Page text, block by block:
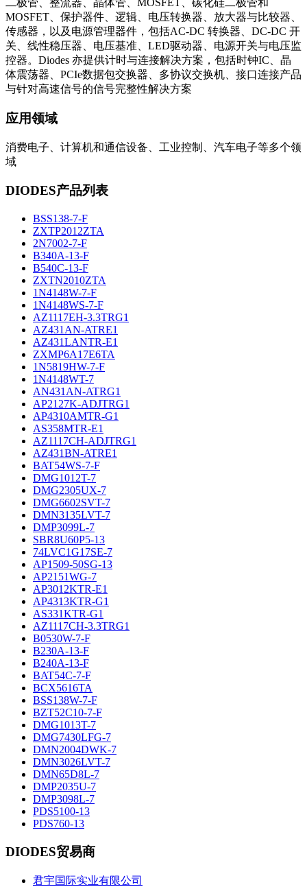
二极管、整流器、晶体管、MOSFET、碳化硅二极管和
MOSFET、保护器件、逻辑、电压转换器、放大器与比较器、
传感器，以及电源管理器件，包括AC-DC 转换器、DC-DC 开
关、线性稳压器、电压基准、LED驱动器、电源开关与电压监
控器。Diodes 亦提供计时与连接解决方案，包括时钟IC、晶
体震荡器、PCIe数据包交换器、多协议交换机、接口连接产品
与针对高速信号的信号完整性解决方案
应用领域
消费电子、计算机和通信设备、工业控制、汽车电子等多个领
域
DIODES产品列表
BSS138-7-F
ZXTP2012ZTA
2N7002-7-F
B340A-13-F
B540C-13-F
ZXTN2010ZTA
1N4148W-7-F
1N4148WS-7-F
AZ1117EH-3.3TRG1
AZ431AN-ATRE1
AZ431LANTR-E1
ZXMP6A17E6TA
1N5819HW-7-F
1N4148WT-7
AN431AN-ATRG1
AP2127K-ADJTRG1
AP4310AMTR-G1
AS358MTR-E1
AZ1117CH-ADJTRG1
AZ431BN-ATRE1
BAT54WS-7-F
DMG1012T-7
DMG2305UX-7
DMG6602SVT-7
DMN3135LVT-7
DMP3099L-7
SBR8U60P5-13
74LVC1G17SE-7
AP1509-50SG-13
AP2151WG-7
AP3012KTR-E1
AP4313KTR-G1
AS331KTR-G1
AZ1117CH-3.3TRG1
B0530W-7-F
B230A-13-F
B240A-13-F
BAT54C-7-F
BCX5616TA
BSS138W-7-F
BZT52C10-7-F
DMG1013T-7
DMG7430LFG-7
DMN2004DWK-7
DMN3026LVT-7
DMN65D8L-7
DMP2035U-7
DMP3098L-7
PDS5100-13
PDS760-13
DIODES贸易商
君宇国际实业有限公司